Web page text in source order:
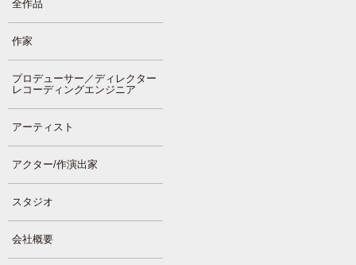
全作品
作家
プロデューサー／ディレクター
レコーディングエンジニア
アーティスト
アクター/作演出家
スタジオ
会社概要